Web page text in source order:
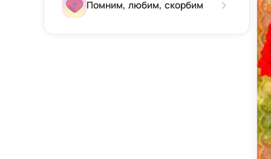
Помним, любим, скорбим